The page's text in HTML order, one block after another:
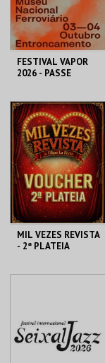
COMPRAR
FESTIVAL VAPOR
2026 - PASSE
ENTRONCAMENTO
AQUISIÇÃO
MAIS INFO
COMPRAR
MIL VEZES REVISTA
- 2ª PLATEIA
MAIS INFO
COMPRAR